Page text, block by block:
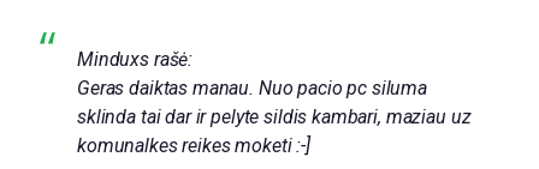
Minduxs rašė:
Geras daiktas manau. Nuo pacio pc siluma
sklinda tai dar ir pelyte sildis kambari, maziau uz
komunalkes reikes moketi :-]